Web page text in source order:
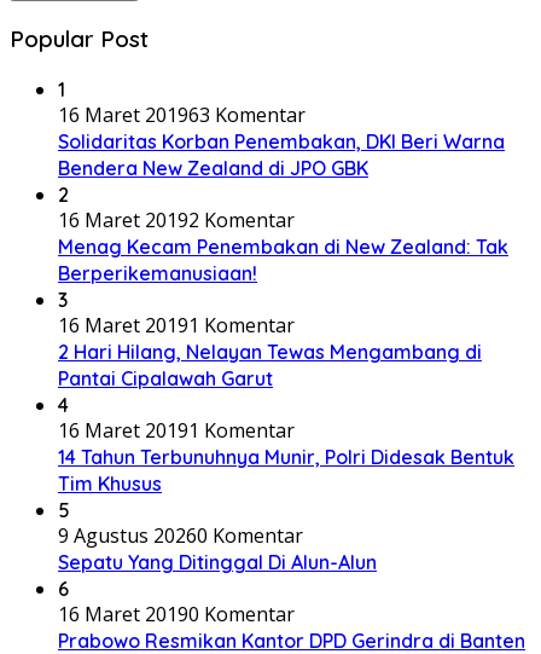
Popular Post
1
16 Maret 201963 Komentar
Solidaritas Korban Penembakan, DKI Beri Warna
Bendera New Zealand di JPO GBK
2
16 Maret 20192 Komentar
Menag Kecam Penembakan di New Zealand: Tak
Berperikemanusiaan!
3
16 Maret 20191 Komentar
2 Hari Hilang, Nelayan Tewas Mengambang di
Pantai Cipalawah Garut
4
16 Maret 20191 Komentar
14 Tahun Terbunuhnya Munir, Polri Didesak Bentuk
Tim Khusus
5
9 Agustus 20260 Komentar
Sepatu Yang Ditinggal Di Alun-Alun
6
16 Maret 20190 Komentar
Prabowo Resmikan Kantor DPD Gerindra di Banten